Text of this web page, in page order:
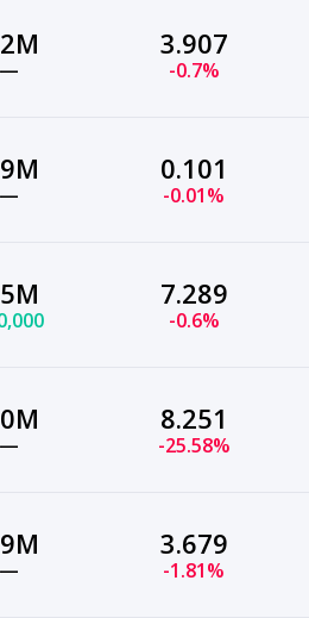
—
3.907
-0.7%
—
0.101
-0.01%
7.289
-0.6%
—
8.251
-25.58%
—
3.679
-1.81%